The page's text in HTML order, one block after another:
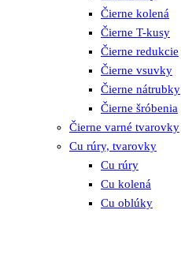
Čierne kolená
Čierne T-kusy
Čierne redukcie
Čierne vsuvky
Čierne nátrubky
Čierne šróbenia
Čierne varné tvarovky
Cu rúry, tvarovky
Cu rúry
Cu kolená
Cu oblúky